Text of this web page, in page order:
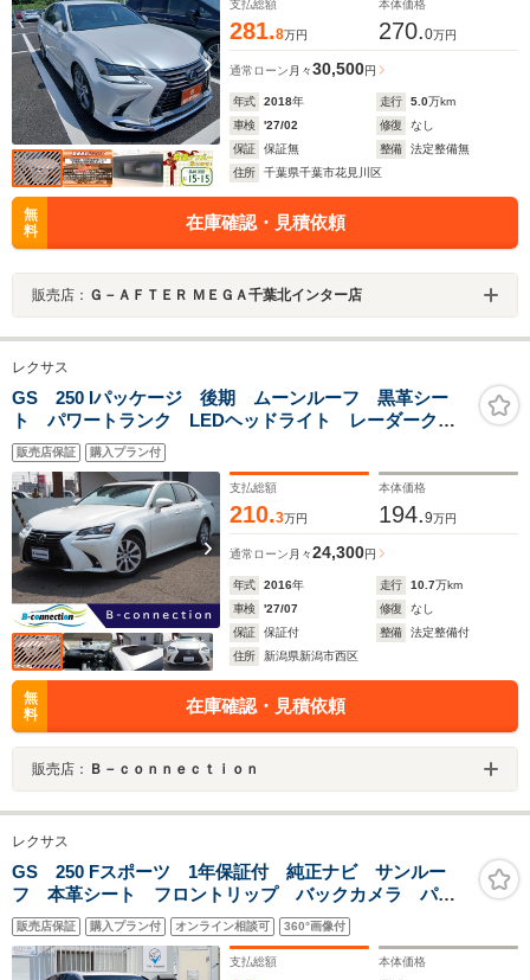
接続
支払総額
281.8万円
本体価格
270.0万円
通常ローン 月々30,500円
年式 2018年 走行 5.0万km
車検
'27/02 修復
なし
保証
保証無 整備
法定整備無
住所
千葉県千葉市花見川区
無
料
在庫確認・見積依頼
販売店： Ｇ－ＡＦＴＥＲ ＭＥＧＡ千葉北インター店
レクサス
GS 250 Iパッケージ 後期 ムーンルーフ 黒革シー
ト パワートランク LEDヘッドライト レーダークル
ーズ パワーシート シートエアコン 電動リアシェー
ド 純正17インチAW パドルシフト クリアランスソナ
ー ETC
販売店保証 購入プラン付
支払総額
210.3万円
本体価格
194.9万円
通常ローン 月々24,300円
年式 2016年 走行 10.7万km
車検
'27/07 修復
なし
保証
保証付 整備
法定整備付
住所
新潟県新潟市西区
無
料
在庫確認・見積依頼
販売店： Ｂ－ｃｏｎｎｅｃｔｉｏｎ
レクサス
GS 250 Fスポーツ 1年保証付 純正ナビ サンルー
フ 本革シート フロントリップ バックカメラ パワ
ーシート シートヒーター&クーラー コーナーセンサ
ー ドラレコ クルーズコントロール ETC
Bluetooth フルセグ
販売店保証 購入プラン付 オンライン相談可 360°画像付
支払総額 本体価格